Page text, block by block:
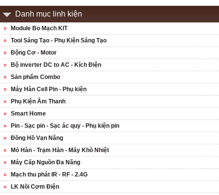
Danh mục linh kiện
Module Bo Mạch KIT
Tool Sáng Tạo - Phụ Kiện Sáng Tạo
Động Cơ - Motor
Bộ inverter DC to AC - Kích Điện
Sản phẩm Combo
Máy Hàn Cell Pin - Phụ kiện
Phụ Kiện Âm Thanh
Smart Home
Pin - Sạc pin - Sạc ác quy - Phụ kiện pin
Đồng Hồ Vạn Năng
Mỏ Hàn - Trạm Hàn - Máy Khò Nhiệt
Máy Cấp Nguồn Đa Năng
Mạch thu phát IR - RF - 2.4G
LK Nồi Cơm Điện